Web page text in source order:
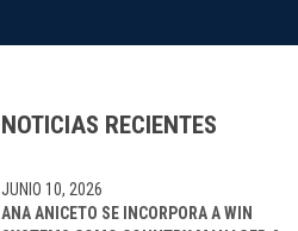
NOTICIAS RECIENTES
ANA ANICETO SE INCORPORA A WIN
JUNIO 10, 2026